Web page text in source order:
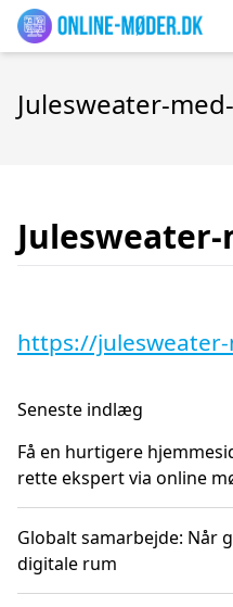
Julesweater-
https://
Seneste indlæg
Få en hurtigere
rette ekspert via online
Globalt samarbejde: Når
digitale rum